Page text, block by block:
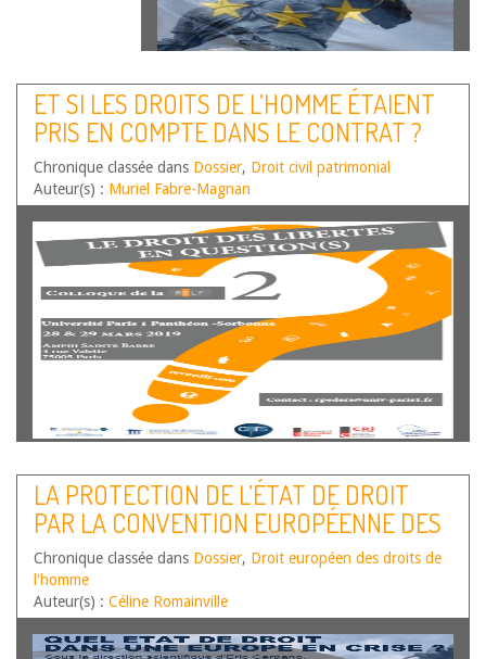
ET SI LES DROITS DE L’HOMME ÉTAIENT
PRIS EN COMPTE DANS LE CONTRAT ?
Chronique classée dans Dossier, Droit civil patrimonial
Auteur(s) : Muriel Fabre-Magnan
LA PROTECTION DE L’ÉTAT DE DROIT
PAR LA CONVENTION EUROPÉENNE DES
DROITS DE L’HOMME – LA COUR
EUROPÉENNE ET L’EXIGENCE DE
LÉGALITÉ
Chronique classée dans Dossier, Droit européen des droits de
l'homme
Auteur(s) : Céline Romainville